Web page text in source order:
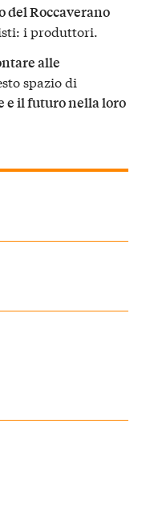
del Roccaverano
i produttori.
alle
spazio di
e il futuro nella loro